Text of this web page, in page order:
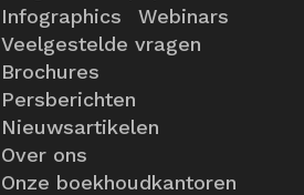
Infographics
Webinars
Veelgestelde vragen
Brochures
Persberichten
Nieuwsartikelen
Over ons
Onze boekhoudkantoren